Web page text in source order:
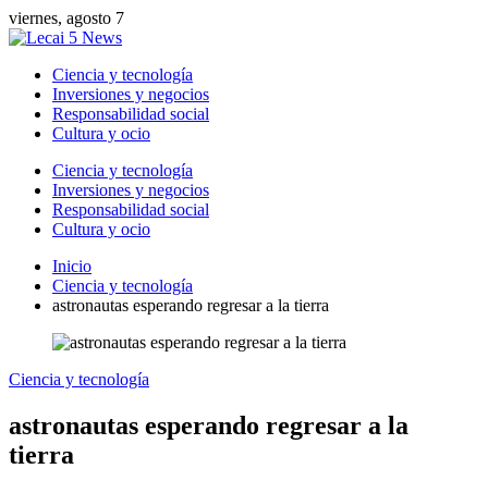
viernes, agosto 7
Ciencia y tecnología
Inversiones y negocios
Responsabilidad social
Cultura y ocio
Ciencia y tecnología
Inversiones y negocios
Responsabilidad social
Cultura y ocio
Inicio
Ciencia y tecnología
astronautas esperando regresar a la tierra
Ciencia y tecnología
astronautas esperando regresar a la
tierra